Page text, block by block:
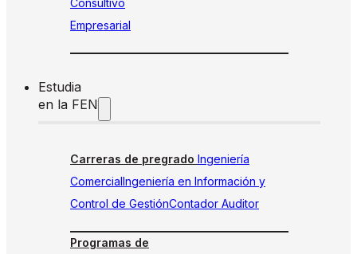
Empresarial
Estudia
en la FEN
Carreras de pregrado Ingeniería
ComercialIngeniería en Información y
Control de GestiónContador Auditor
Programas de